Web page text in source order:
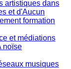
artistiques dans
et d'Aucun
formation
et médiations
noïse
musiques